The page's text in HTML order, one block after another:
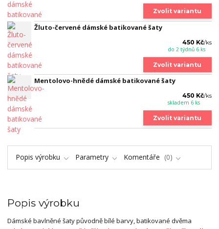
Zvolit variantu
Žluto-červené dámské batikované šaty
450 Kč/ks
do 2 týdnů 6 ks
Zvolit variantu
Mentolovo-hnědé dámské batikované šaty
450 Kč/ks
skladem 6 ks
Zvolit variantu
Popis výrobku Parametry Komentáře 0
Popis výrobku
Dámské bavlněné šaty původně bílé barvy, batikované dvěma